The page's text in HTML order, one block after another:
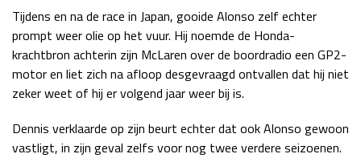
Tijdens en na de race in Japan, gooide Alonso zelf echter
prompt weer olie op het vuur. Hij noemde de Honda-
krachtbron achterin zijn McLaren over de boordradio een GP2-
motor en liet zich na afloop desgevraagd ontvallen dat hij niet
zeker weet of hij er volgend jaar weer bij is.
Dennis verklaarde op zijn beurt echter dat ook Alonso gewoon
vastligt, in zijn geval zelfs voor nog twee verdere seizoenen.